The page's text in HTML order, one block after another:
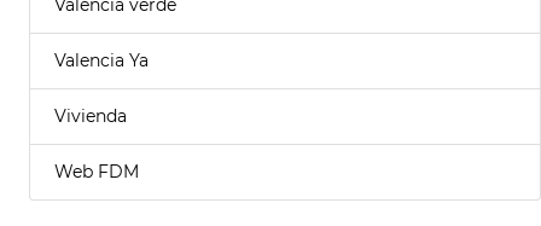
Valencia Ya
Vivienda
Web FDM